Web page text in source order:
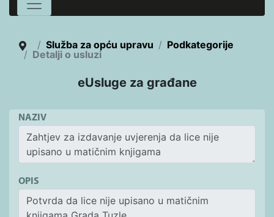
Služba za opću upravu
Podkategorije
Detalji o usluzi
eUsluge za građane
NAZIV
OPIS